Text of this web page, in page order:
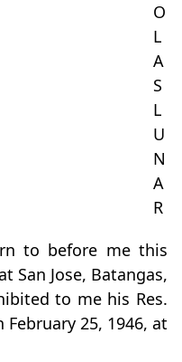
O
L
A
S
L
U
N
A
R
to before me this
San Jose, Batangas,
to me his Res.
February 25, 1946, at